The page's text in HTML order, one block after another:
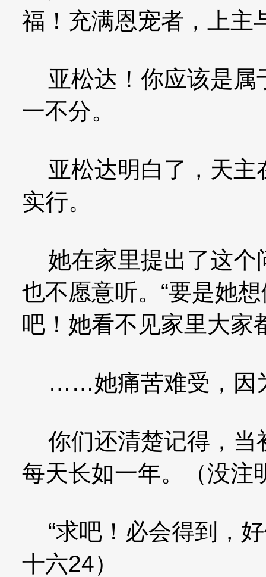
福！充满恩宠者，上主
亚松达！你应该是属
一不分。
亚松达明白了，天主
实行。
她在家里提出了这个
也不愿意听。“要是她
吧！她看不见家里大家
……她痛苦难受，因
你们还清楚记得，当
每天长如一年。（没注
“求吧！必会得到，
十六24）